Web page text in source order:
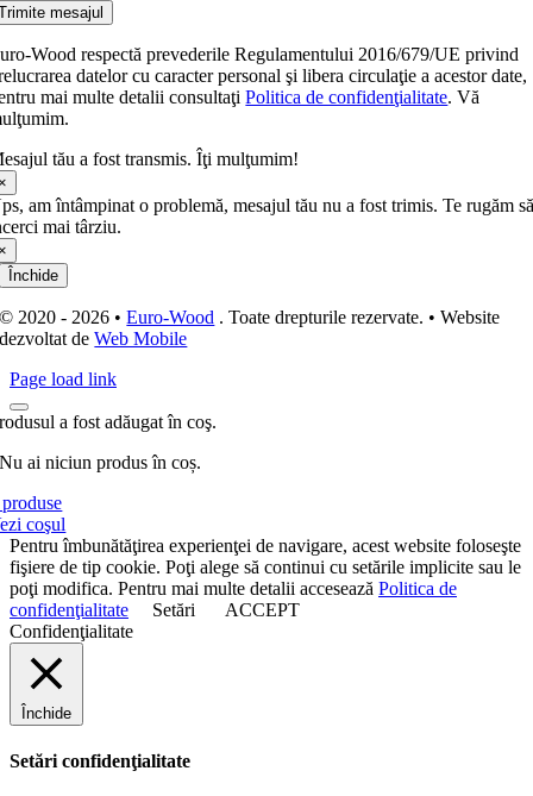
mesajul
Wood respectă prevederile Regulamentului 2016/679/UE privind
datelor cu caracter personal şi libera circulaţie a acestor date,
mai multe detalii consultaţiPolitica de confidenţialitate. Vă
tău a fost transmis. Îţi mulţumim!
am întâmpinat o problemă, mesajul tău nu a fost trimis. Te rugăm
mai târziu.
Închide
© 2020 - 2026 •Euro-Wood . Toate drepturile rezervate. • Website
dezvoltat deWeb Mobile
Page load link
a fost adăugat în coş.
Nu ai niciun produs în coș.
coşul
Pentru îmbunătăţirea experienţei de navigare, acest website foloseşte
fişiere de tip cookie. Poţi alege să continui cu setările implicite sau le
poţi modifica. Pentru mai multe detalii accesează Politica de
confidenţialitate
Setări
ACCEPT
Confidenţialitate
Închide
Setări confidenţialitate